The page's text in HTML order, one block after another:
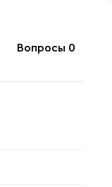
Вопросы 0